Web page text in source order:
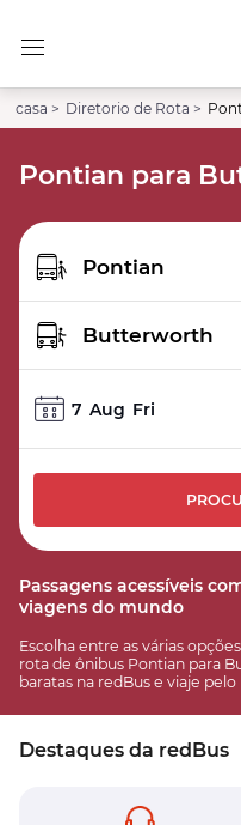
casa > Diretorio de Rota >
Pontian para
7 Aug Fri
Passagens acessíveis
viagens do mundo
Escolha entre as várias
rota de ônibus Pontian para
baratas na redBus e viaje
Destaques da redBus